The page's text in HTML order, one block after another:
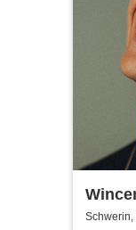
Schwerin,